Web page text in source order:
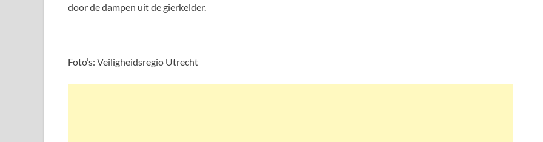
door de dampen uit de gierkelder.
Foto’s: Veiligheidsregio Utrecht